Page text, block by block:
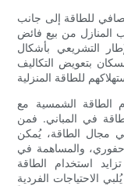
للطاقة إلى جانب
المنازل من بيع فائض
التشريعي بأشكال
بتعويض التكاليف
الطاقة الشمسية مع
في المباني. فمن
في مجال الطاقة، يُمكن
والمساهمة في
استخدام الطاقة
الاحتياجات الفردية